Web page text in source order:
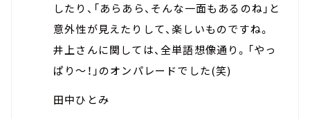
したり、「あらあら、そんな一面もあるのね」と
意外性が見えたりして、楽しいものですね。
井上さんに関しては、全単語想像通り。「やっ
ぱり～！」のオンパレードでした(笑)
田中ひとみ